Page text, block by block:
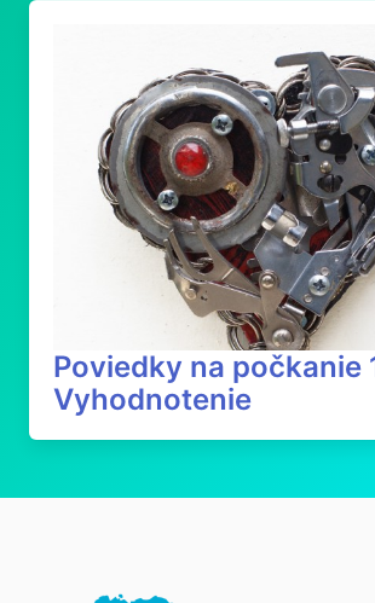
Poviedky na počkanie
Vyhodnotenie